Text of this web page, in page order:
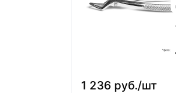
1 236 руб./шт